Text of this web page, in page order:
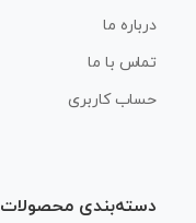
درباره ما
تماس با ما
حساب کاربری
دسته‌بندی محصولات